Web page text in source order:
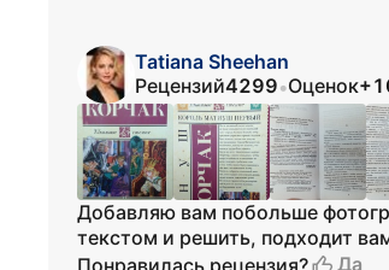
Tatiana Sheehan
Рецензий4299•Оценок
Добавляю вам побольше
текстом и решить, подходит
Понравилась рецензия?
Да